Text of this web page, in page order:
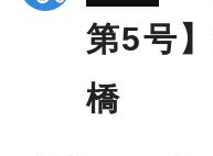
第5号
橋